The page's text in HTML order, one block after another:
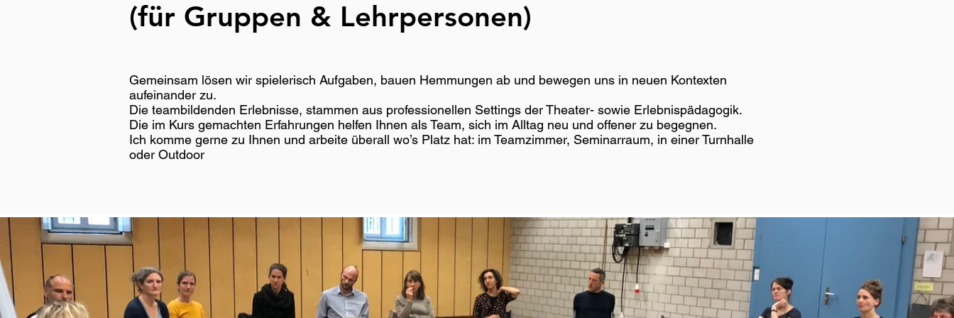
(für Gruppen & Lehrpersonen)
Gemeinsam lösen wir spielerisch Aufgaben, bauen Hemmungen ab und bewegen uns in neuen Kontexten
aufeinander zu.
Die teambildenden Erlebnisse, stammen aus professionellen Settings der Theater- sowie Erlebnispädagogik.
Die im Kurs gemachten Erfahrungen helfen Ihnen als Team, sich im Alltag neu und offener zu begegnen.
Ich komme gerne zu Ihnen und arbeite überall wo’s Platz hat: im Teamzimmer, Seminarraum, in einer Turnhalle
oder Outdoor